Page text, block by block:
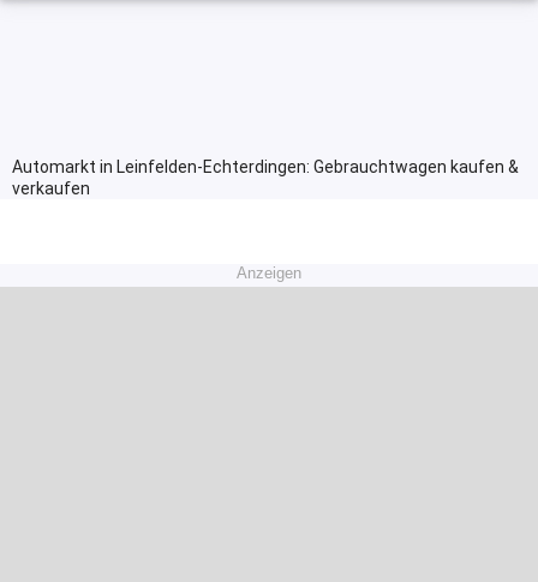
Automarkt in Leinfelden-Echterdingen: Gebrauchtwagen kaufen &
verkaufen
Anzeigen